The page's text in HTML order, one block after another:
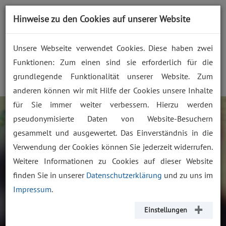
prozess zukunft. gemeinsam
"Know-How der älteren
Mitarbeiter/innen
sichern. Chance zur
Weiterentwicklung der
Unternehmenkultur
Hinweise zu den Cookies auf unserer Website
Unsere Webseite verwendet Cookies. Diese haben zwei
Funktionen: Zum einen sind sie erforderlich für die
grundlegende Funktionalität unserer Website. Zum
anderen können wir mit Hilfe der Cookies unsere Inhalte
für Sie immer weiter verbessern. Hierzu werden
pseudonymisierte Daten von Website-Besuchern
gesammelt und ausgewertet. Das Einverständnis in die
Verwendung der Cookies können Sie jederzeit widerrufen.
Weitere Informationen zu Cookies auf dieser Website
finden Sie in unserer Datenschutzerklärung und zu uns im
Impressum.
Einstellungen